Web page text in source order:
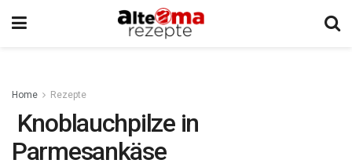
Home Rezepte
Knoblauchpilze in
Parmesankäse